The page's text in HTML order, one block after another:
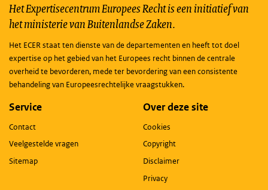
Het Expertisecentrum Europees Recht is een initiatief van
het ministerie van Buitenlandse Zaken.
Het ECER staat ten dienste van de departementen en heeft tot doel
expertise op het gebied van het Europees recht binnen de centrale
overheid te bevorderen, mede ter bevordering van een consistente
behandeling van Europeesrechtelijke vraagstukken.
Service
Contact
Veelgestelde vragen
Sitemap
Over deze site
Cookies
Copyright
Disclaimer
Privacy